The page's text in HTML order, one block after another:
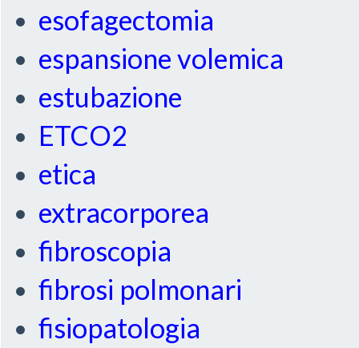
esofagectomia
espansione volemica
estubazione
ETCO2
etica
extracorporea
fibroscopia
fibrosi polmonari
fisiopatologia